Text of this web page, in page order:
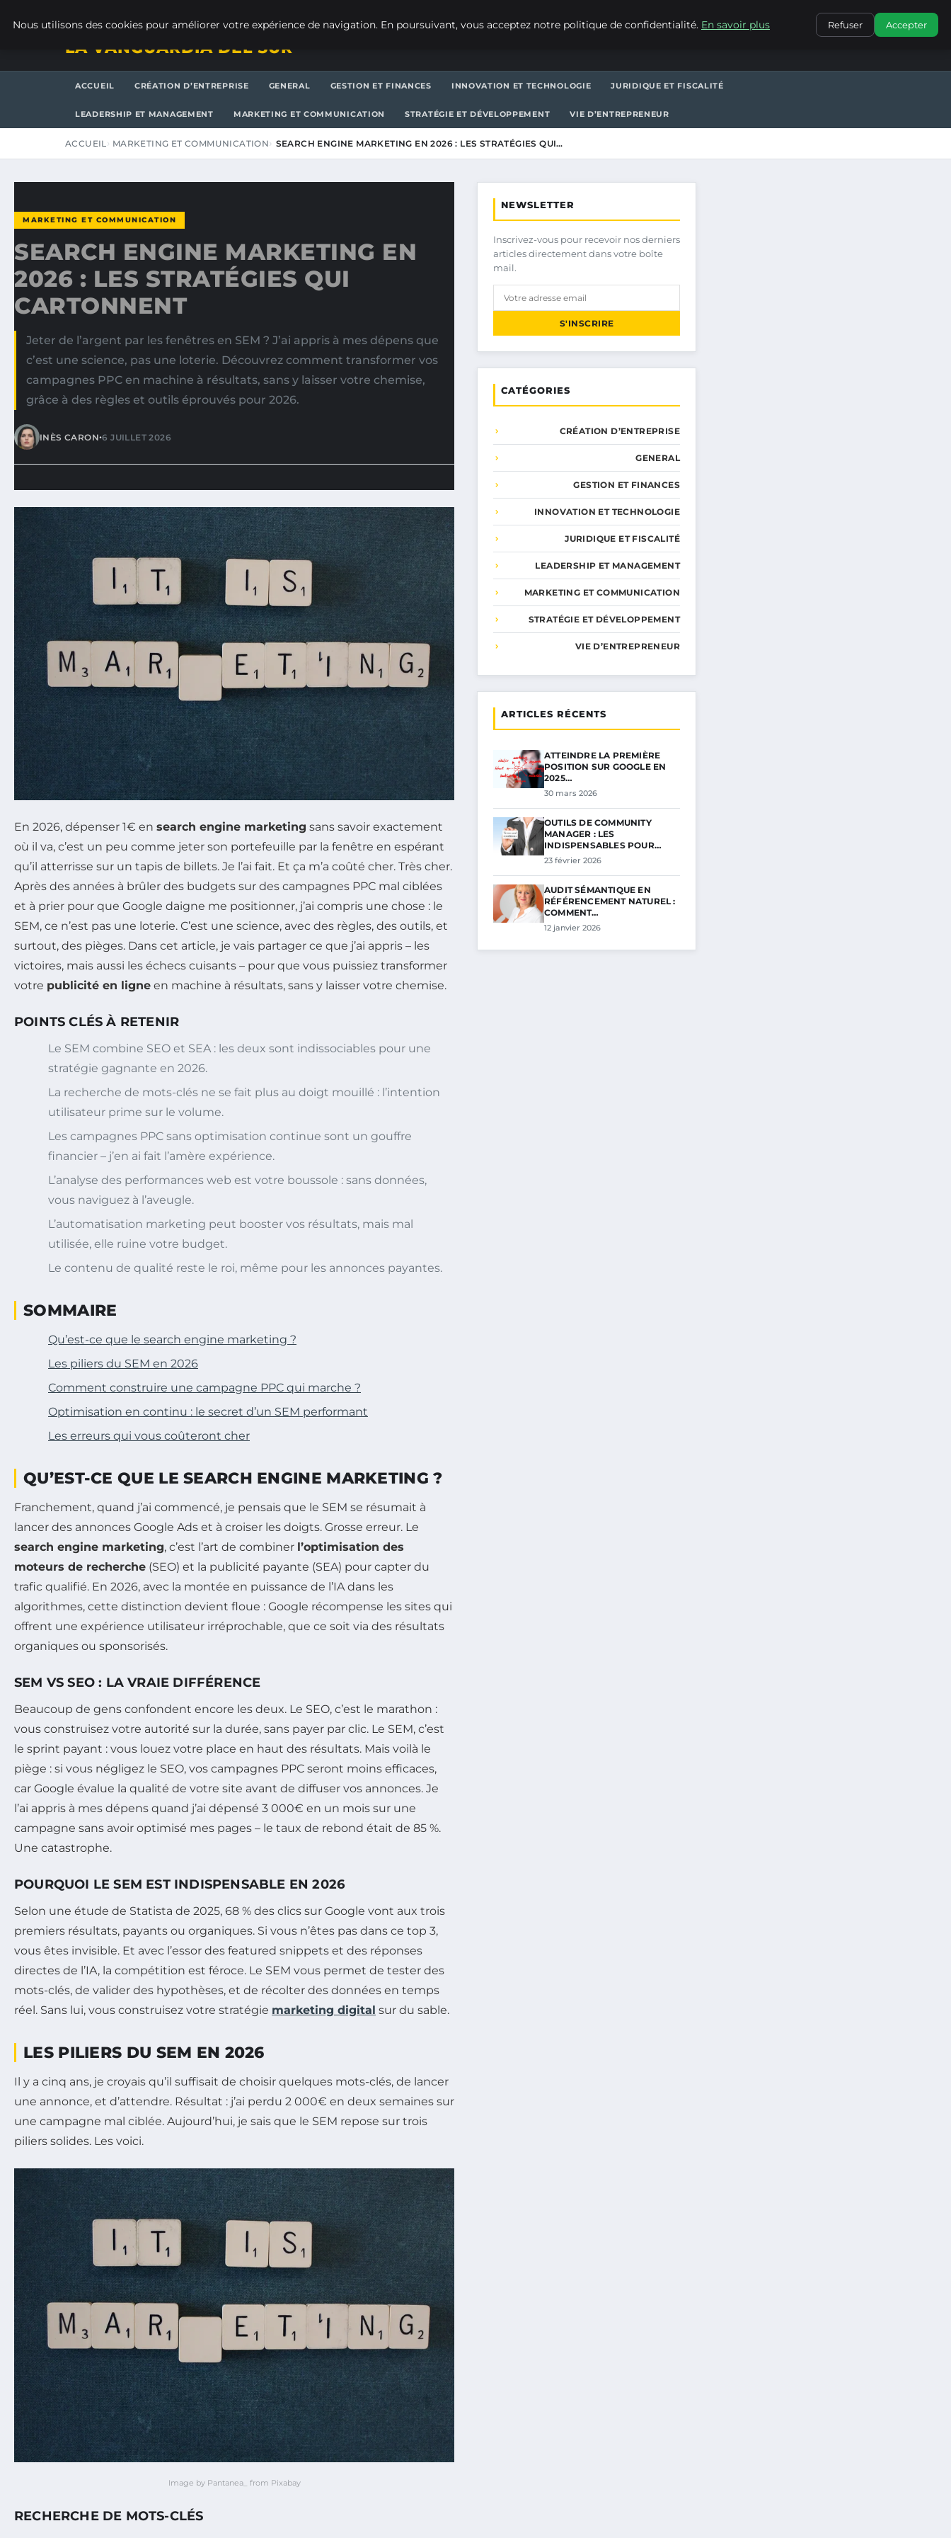
CONTACT
LA VANGUARDIA DEL SUR
ACCUEIL CRÉATION D’ENTREPRISE GENERAL GESTION ET FINANCES INNOVATION ET TECHNOLOGIE JURIDIQUE ET FISCALITÉ
LEADERSHIP ET MANAGEMENT MARKETING ET COMMUNICATION STRATÉGIE ET DÉVELOPPEMENT VIE D’ENTREPRENEUR
ACCUEIL MARKETING ET COMMUNICATION SEARCH ENGINE MARKETING EN 2026 : LES STRATÉGIES QUI…
MARKETING ET COMMUNICATION
SEARCH ENGINE MARKETING EN
2026 : LES STRATÉGIES QUI
CARTONNENT
Jeter de l’argent par les fenêtres en SEM ? J’ai appris à mes dépens que
c’est une science, pas une loterie. Découvrez comment transformer vos
campagnes PPC en machine à résultats, sans y laisser votre chemise,
grâce à des règles et outils éprouvés pour 2026.
INÈS CARON•6 JUILLET 2026
En 2026, dépenser 1€ en search engine marketing sans savoir exactement
où il va, c’est un peu comme jeter son portefeuille par la fenêtre en espérant
qu’il atterrisse sur un tapis de billets. Je l’ai fait. Et ça m’a coûté cher. Très cher.
Après des années à brûler des budgets sur des campagnes PPC mal ciblées
et à prier pour que Google daigne me positionner, j’ai compris une chose : le
SEM, ce n’est pas une loterie. C’est une science, avec des règles, des outils, et
surtout, des pièges. Dans cet article, je vais partager ce que j’ai appris – les
victoires, mais aussi les échecs cuisants – pour que vous puissiez transformer
votre publicité en ligne en machine à résultats, sans y laisser votre chemise.
POINTS CLÉS À RETENIR
Le SEM combine SEO et SEA : les deux sont indissociables pour une
stratégie gagnante en 2026.
La recherche de mots-clés ne se fait plus au doigt mouillé : l’intention
utilisateur prime sur le volume.
Les campagnes PPC sans optimisation continue sont un gouffre
financier – j’en ai fait l’amère expérience.
L’analyse des performances web est votre boussole : sans données,
vous naviguez à l’aveugle.
L’automatisation marketing peut booster vos résultats, mais mal
utilisée, elle ruine votre budget.
Le contenu de qualité reste le roi, même pour les annonces payantes.
SOMMAIRE
Qu’est-ce que le search engine marketing ?
Les piliers du SEM en 2026
Comment construire une campagne PPC qui marche ?
Optimisation en continu : le secret d’un SEM performant
Les erreurs qui vous coûteront cher
QU’EST-CE QUE LE SEARCH ENGINE MARKETING ?
Franchement, quand j’ai commencé, je pensais que le SEM se résumait à
lancer des annonces Google Ads et à croiser les doigts. Grosse erreur. Le
search engine marketing, c’est l’art de combiner l’optimisation des
moteurs de recherche (SEO) et la publicité payante (SEA) pour capter du
trafic qualifié. En 2026, avec la montée en puissance de l’IA dans les
algorithmes, cette distinction devient floue : Google récompense les sites qui
offrent une expérience utilisateur irréprochable, que ce soit via des résultats
organiques ou sponsorisés.
SEM VS SEO : LA VRAIE DIFFÉRENCE
Beaucoup de gens confondent encore les deux. Le SEO, c’est le marathon :
vous construisez votre autorité sur la durée, sans payer par clic. Le SEM, c’est
le sprint payant : vous louez votre place en haut des résultats. Mais voilà le
piège : si vous négligez le SEO, vos campagnes PPC seront moins efficaces,
car Google évalue la qualité de votre site avant de diffuser vos annonces. Je
l’ai appris à mes dépens quand j’ai dépensé 3 000€ en un mois sur une
campagne sans avoir optimisé mes pages – le taux de rebond était de 85 %.
Une catastrophe.
POURQUOI LE SEM EST INDISPENSABLE EN 2026
Selon une étude de Statista de 2025, 68 % des clics sur Google vont aux trois
premiers résultats, payants ou organiques. Si vous n’êtes pas dans ce top 3,
vous êtes invisible. Et avec l’essor des featured snippets et des réponses
directes de l’IA, la compétition est féroce. Le SEM vous permet de tester des
mots-clés, de valider des hypothèses, et de récolter des données en temps
réel. Sans lui, vous construisez votre stratégie marketing digital sur du sable.
LES PILIERS DU SEM EN 2026
Il y a cinq ans, je croyais qu’il suffisait de choisir quelques mots-clés, de lancer
une annonce, et d’attendre. Résultat : j’ai perdu 2 000€ en deux semaines sur
une campagne mal ciblée. Aujourd’hui, je sais que le SEM repose sur trois
piliers solides. Les voici.
Image by Pantanea_ from Pixabay
RECHERCHE DE MOTS-CLÉS
NEWSLETTER
Inscrivez-vous pour recevoir nos derniers
articles directement dans votre boîte
mail.
S'INSCRIRE
CATÉGORIES
CRÉATION D’ENTREPRISE
GENERAL
GESTION ET FINANCES
INNOVATION ET TECHNOLOGIE
JURIDIQUE ET FISCALITÉ
LEADERSHIP ET MANAGEMENT
MARKETING ET COMMUNICATION
STRATÉGIE ET DÉVELOPPEMENT
VIE D’ENTREPRENEUR
ARTICLES RÉCENTS
ATTEINDRE LA PREMIÈRE
POSITION SUR GOOGLE EN
2025…
30 mars 2026
OUTILS DE COMMUNITY
MANAGER : LES
INDISPENSABLES POUR…
23 février 2026
AUDIT SÉMANTIQUE EN
RÉFÉRENCEMENT NATUREL :
COMMENT…
12 janvier 2026
Nous utilisons des cookies pour améliorer votre expérience de navigation. En poursuivant, vous acceptez notre politique de confidentialité. En savoir plus Refuser Accepter